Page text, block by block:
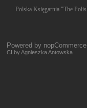
Polska Księgarnia "The
Powered by nopCommerce
CI by Agnieszka Antowska